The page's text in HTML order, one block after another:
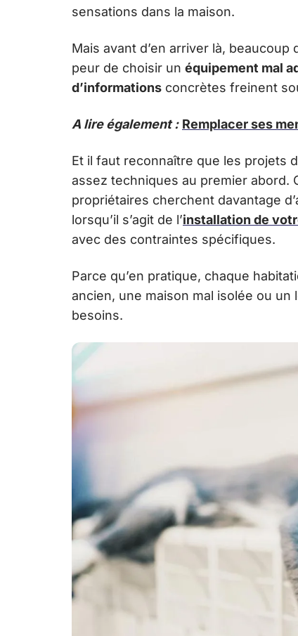
sensations dans la maison.
Mais avant d’en arriver là,
peur de choisir un équipement mal
d’informations concrètes freinent
A lire également : Remplacer ses
Et il faut reconnaître que les projets
assez techniques au premier abord.
propriétaires cherchent davantage
lorsqu’il s’agit de l’installation de
avec des contraintes spécifiques.
Parce qu’en pratique, chaque
ancien, une maison mal isolée ou
besoins.